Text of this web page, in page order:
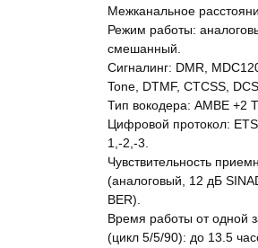
Межканальное
Режим работы:
смешанный.
Сигналинг: DMR,
Tone, DTMF, CTCSS, DCS.
Тип вокодера: AMBE +2
Цифровой протокол:
1,-2,-3.
Чувствительность
(аналоговый, 12 дБ
BER).
Время работы от одной
(цикл 5/5/90): до 13.5